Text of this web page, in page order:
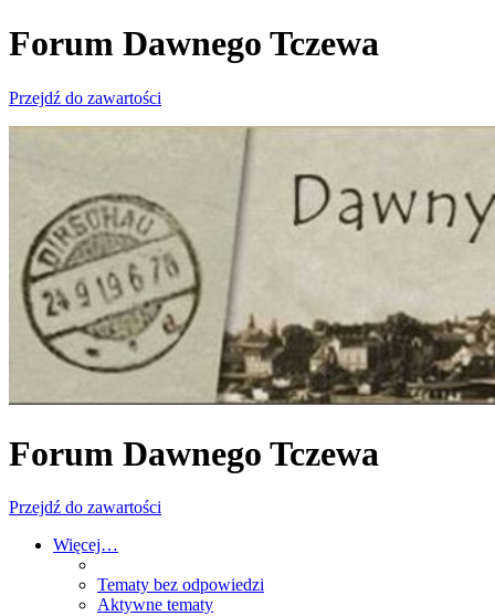
Forum Dawnego Tczewa
Przejdź do zawartości
Forum Dawnego Tczewa
Przejdź do zawartości
Więcej…
Tematy bez odpowiedzi
Aktywne tematy